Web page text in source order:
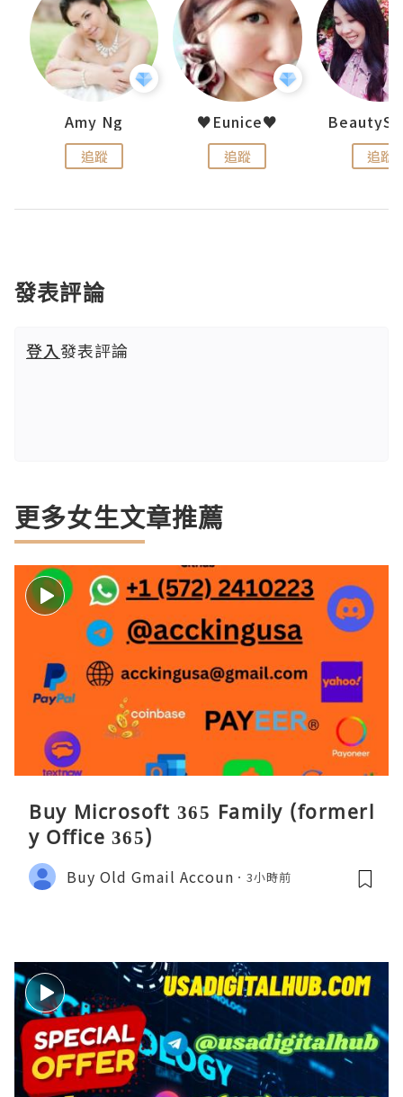
Amy Ng
追蹤
♥Eunice♥
追蹤 追蹤
發表評論
登入發表評論
更多女生文章推薦
Buy Microsoft 365 Family (formerl
y Office 365)
Buy Old Gmail Accoun 3小時前